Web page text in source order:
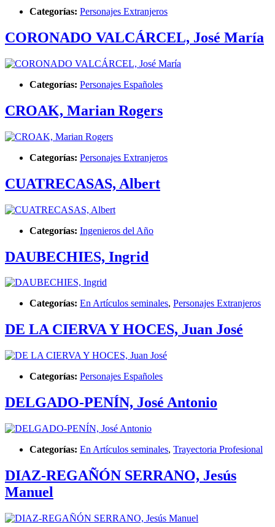
Categorías: Personajes Extranjeros
CORONADO VALCÁRCEL, José María
Categorías: Personajes Españoles
CROAK, Marian Rogers
Categorías: Personajes Extranjeros
CUATRECASAS, Albert
Categorías: Ingenieros del Año
DAUBECHIES, Ingrid
Categorías: En Artículos seminales, Personajes Extranjeros
DE LA CIERVA Y HOCES, Juan José
Categorías: Personajes Españoles
DELGADO-PENÍN, José Antonio
Categorías: En Artículos seminales, Trayectoria Profesional
DIAZ-REGAÑÓN SERRANO, Jesús
Manuel